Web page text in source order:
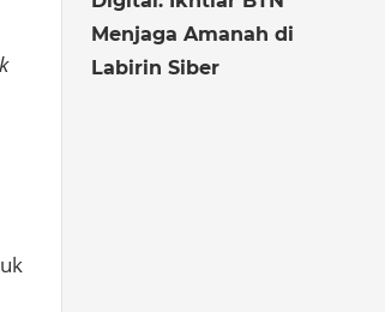
Menjaga Amanah di
Labirin Siber